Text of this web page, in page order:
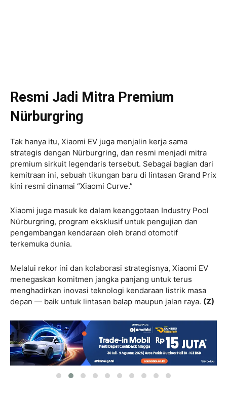
Resmi Jadi Mitra Premium
Nürburgring
Tak hanya itu, Xiaomi EV juga menjalin kerja sama
strategis dengan Nürburgring, dan resmi menjadi mitra
premium sirkuit legendaris tersebut. Sebagai bagian dari
kemitraan ini, sebuah tikungan baru di lintasan Grand Prix
kini resmi dinamai “Xiaomi Curve.”
Xiaomi juga masuk ke dalam keanggotaan Industry Pool
Nürburgring, program eksklusif untuk pengujian dan
pengembangan kendaraan oleh brand otomotif
terkemuka dunia.
Melalui rekor ini dan kolaborasi strategisnya, Xiaomi EV
menegaskan komitmen jangka panjang untuk terus
menghadirkan inovasi teknologi kendaraan listrik masa
depan — baik untuk lintasan balap maupun jalan raya. (Z)